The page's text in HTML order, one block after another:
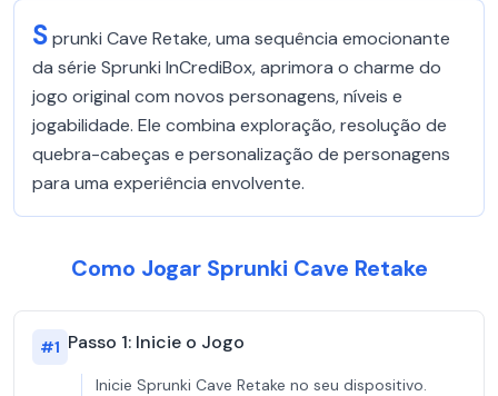
Sprunki Cave Retake, uma sequência emocionante
da série Sprunki InCrediBox, aprimora o charme do
jogo original com novos personagens, níveis e
jogabilidade. Ele combina exploração, resolução de
quebra-cabeças e personalização de personagens
para uma experiência envolvente.
Como Jogar Sprunki Cave Retake
#1 Passo 1: Inicie o Jogo
Inicie Sprunki Cave Retake no seu dispositivo.